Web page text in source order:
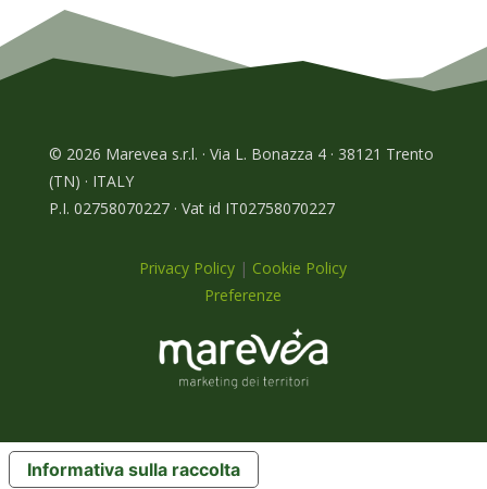
© 2026 Marevea s.r.l. · Via L. Bonazza 4 · 38121 Trento
(TN) · ITALY
P.I. 02758070227 · Vat id IT02758070227
Privacy Policy | Cookie Policy
Preferenze
Informativa sulla raccolta